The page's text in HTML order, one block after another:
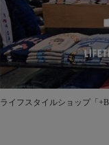
ライフスタイルショップ「